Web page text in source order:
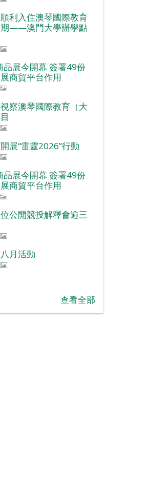
利入住澳琴國際教育
期——澳門大學辦學點
展今開幕 簽署49份
商貿平台作用
察澳琴國際教育（大
展“雷霆2026”行動
展今開幕 簽署49份
商貿平台作用
公開競投解釋會逾三
月活動
查看全部